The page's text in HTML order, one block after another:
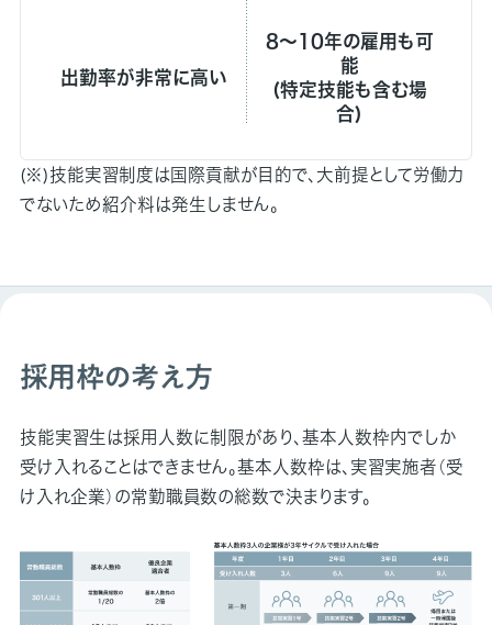
出勤率が非常に高い
8～10年の雇用も可
能
(特定技能も含む場
合)
(※)技能実習制度は国際貢献が目的で、大前提として労働力
でないため紹介料は発生しません。
採用枠の考え方
技能実習生は採用人数に制限があり、基本人数枠内でしか
受け入れることはできません。基本人数枠は、実習実施者（受
け入れ企業）の常勤職員数の総数で決まります。